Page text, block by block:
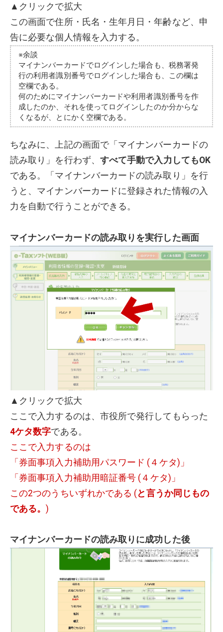
▲クリックで拡大
この画面で住所・氏名・生年月日・年齢など、申
告に必要な個人情報を入力する。
※余談
マイナンバーカードでログインした場合も、税務署発
行の利用者識別番号でログインした場合も、この欄は
空欄である。
何のためにマイナンバーカードや利用者識別番号を作
成したのか、それを使ってログインしたのか分からな
くなるが、とにかく空欄である。
ちなみに、上記の画面で「マイナンバーカードの
読み取り」を行わず、 すべて手動で入力してもOK
である。「マイナンバーカードの読み取り」を行
うと、マイナンバーカードに登録された情報の入
力を自動で行うことができる。
マイナンバーカードの読み取りを実行した画面
▲クリックで拡大
ここで入力するのは、市役所で発行してもらった
4ケタ数字である。
ここで入力するのは
「券面事項入力補助用パスワード (４ケタ)」
「 券面事項入力補助用 暗証番号 (４ケタ)」
この2つのうちいずれかである (と言うか同じもの
である。)
マイナンバーカードの読み取りに成功した後